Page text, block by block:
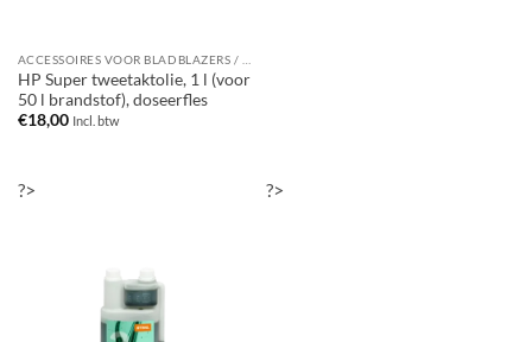
HP Super tweetaktolie, 1 l (voor
50 l brandstof), doseerfles
€18,00 Incl. btw
?> ?>